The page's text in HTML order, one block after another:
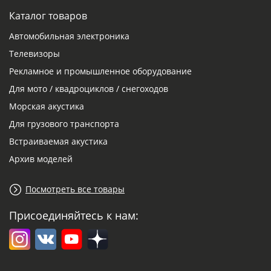
Каталог товаров
Автомобильная электроника
Телевизоры
Рекламное и промышленное оборудование
Для мото / квадроциклов / снегоходов
Морская акустика
Для грузового транспорта
Встраиваемая акустика
Архив моделей
Посмотреть все товары
Присоединяйтесь к нам: